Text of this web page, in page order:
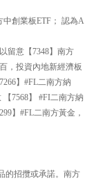
創業板ETF； 認為A
留意【7348】南方
，投資內地新經濟板
】#FL二南方納
7568】 #FI二南方納
】#FL二南方黃金，
的招攬或承諾。南方